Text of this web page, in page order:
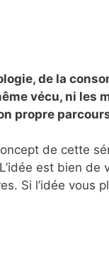
de la
vécu, ni les
propre
de cette
est bien de
Si l’idée vous